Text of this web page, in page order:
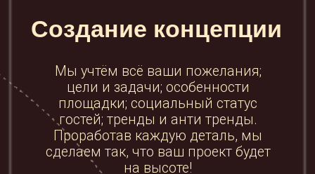
Воплощение
Вы получете декорации, которые
смотрятся дорого и стильно.